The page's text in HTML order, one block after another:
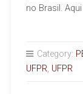
no Brasil.
Category:
UFPR, UFPR